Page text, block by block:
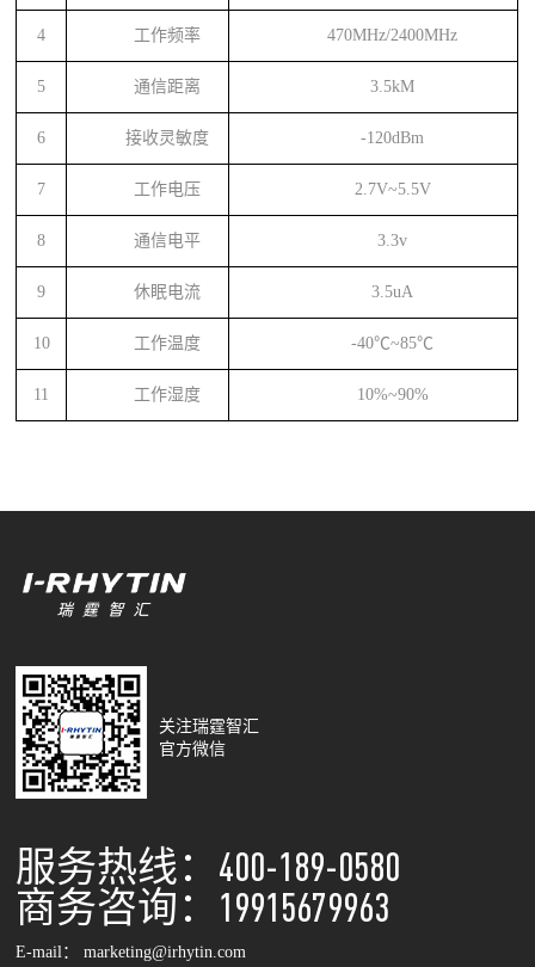
4 工作频率 470MHz/2400MHz
5 通信距离 3.5kM
6 接收灵敏度 -120dBm
7 工作电压 2.7V~5.5V
8 通信电平 3.3v
9 休眠电流 3.5uA
10 工作温度 -40℃~85℃
11 工作湿度 10%~90%
服务热线：400-189-0580
商务咨询：19915679963
E-mail： marketing@irhytin.com
关注瑞霆智汇
官方微信